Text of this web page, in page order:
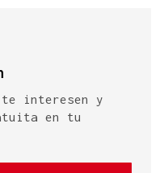
te interesen y
en tu